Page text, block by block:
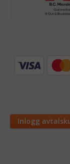
Inlogg